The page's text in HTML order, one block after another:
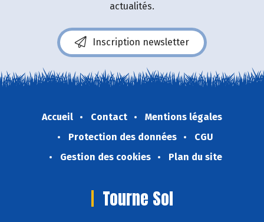
actualités.
Inscription newsletter
Accueil Contact
Mentions légales
Protection des données
CGU
Gestion des cookies
Plan du site
Tourne Sol